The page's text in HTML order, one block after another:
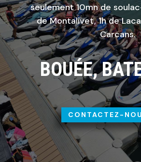
seulement 10mn de
de Montalivet, 1h de
Carcans.
BOUÉE,
CONTACTEZ-